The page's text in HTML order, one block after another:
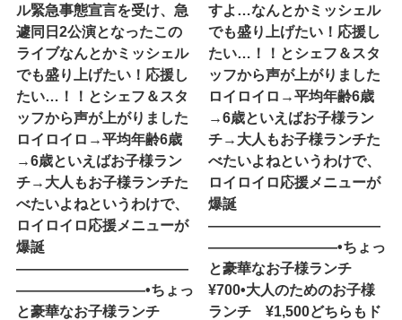
ル緊急事態宣言を受け、急
遽同日2公演となったこの
ライブなんとかミッシェル
でも盛り上げたい！応援し
たい…！！とシェフ＆スタ
ッフから声が上がりました
ロイロイロ→平均年齢6歳
→6歳といえばお子様ラン
チ→大人もお子様ランチた
べたいよね︎というわけで、
ロイロイロ応援メニューが
爆誕
————————————
—————————•ちょっ
と豪華なお子様ランチ
すよ…なんとかミッシェル
でも盛り上げたい！応援し
たい…！！とシェフ＆スタ
ッフから声が上がりました
ロイロイロ→平均年齢6歳
→6歳といえばお子様ラン
チ→大人もお子様ランチた
べたいよね︎というわけで、
ロイロイロ応援メニューが
爆誕
————————————
—————————•ちょっ
と豪華なお子様ランチ
¥700•大人のためのお子様
ランチ ¥1,500どちらもド